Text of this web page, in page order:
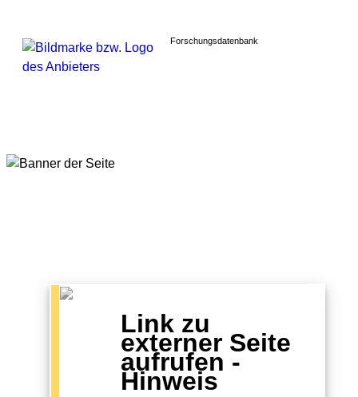
Forschungsdatenbank
Link zu
externer Seite
aufrufen -
Hinweis